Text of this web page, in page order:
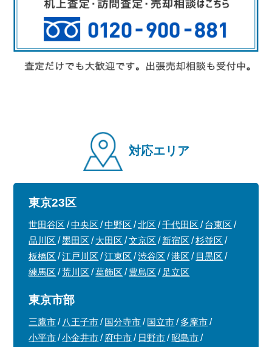
対応エリア
東京23区
世田谷区 中央区 中野区 北区 千代田区
台東区
品川区
墨田区 大田区 文京区 新宿区
杉並区
板橋区
江戸川区 江東区 渋谷区 港区
目黒区
練馬区
荒川区 葛飾区 豊島区 足立区
東京市部
三鷹市 八王子市 国分寺市 国立市
多摩市
小平市
小金井市 府中市 日野市
昭島市